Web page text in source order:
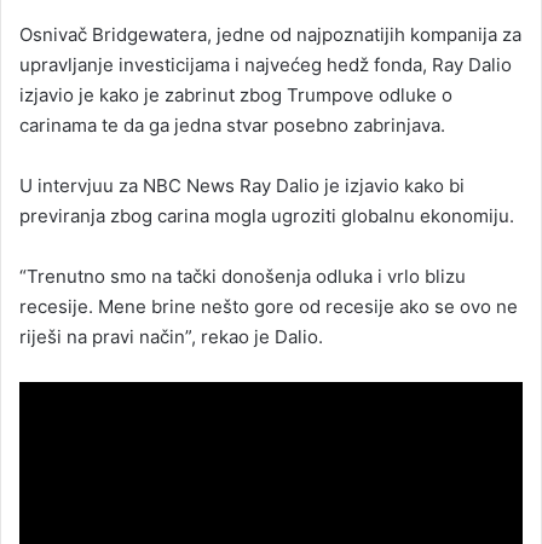
a
n
e
Osnivač Bridgewatera, jedne od najpoznatijih kompanija za
upravljanje investicijama i najvećeg hedž fonda, Ray Dalio
izjavio je kako je zabrinut zbog Trumpove odluke o
carinama te da ga jedna stvar posebno zabrinjava.
U intervjuu za NBC News Ray Dalio je izjavio kako bi
previranja zbog carina mogla ugroziti globalnu ekonomiju.
“Trenutno smo na tački donošenja odluka i vrlo blizu
recesije. Mene brine nešto gore od recesije ako se ovo ne
riješi na pravi način”, rekao je Dalio.